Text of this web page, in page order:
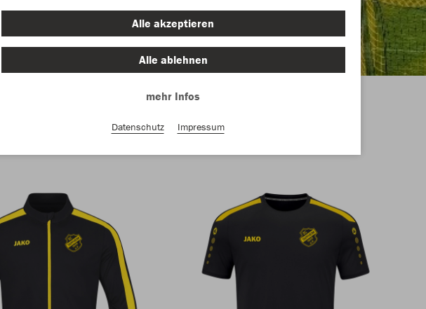
Alle akzeptieren
Alle ablehnen
mehr Infos
Datenschutz Impressum